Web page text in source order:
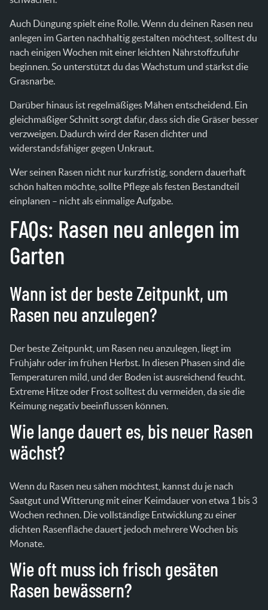
Auch Düngung spielt eine Rolle. Wenn du deinen Rasen neu
anlegen im Garten nachhaltig gestalten möchtest, solltest du
nach einigen Wochen mit einer leichten Nährstoffzufuhr
beginnen. So unterstützt du das Wachstum und stärkst die
Grasnarbe.
Darüber hinaus ist regelmäßiges Mähen entscheidend. Ein
gleichmäßiger Schnitt sorgt dafür, dass sich die Gräser besser
verzweigen. Dadurch wird der Rasen dichter und
widerstandsfähiger gegen Unkraut.
Wer seinen Rasen nicht nur kurzfristig, sondern dauerhaft
schön halten möchte, sollte Pflege als festen Bestandteil
einplanen – nicht als einmalige Aufgabe.
FAQs: Rasen neu anlegen im
Garten
Wann ist der beste Zeitpunkt, um
Rasen neu anzulegen?
Der beste Zeitpunkt, um Rasen neu anzulegen, liegt im
Frühjahr oder im frühen Herbst. In diesen Phasen sind die
Temperaturen mild, und der Boden ist ausreichend feucht.
Extreme Hitze oder Frost solltest du vermeiden, da sie die
Keimung negativ beeinflussen können.
Wie lange dauert es, bis neuer Rasen
wächst?
Wenn du Rasen neu sähen möchtest, kannst du je nach
Saatgut und Witterung mit einer Keimdauer von etwa 1 bis 3
Wochen rechnen. Die vollständige Entwicklung zu einer
dichten Rasenfläche dauert jedoch mehrere Wochen bis
Monate.
Wie oft muss ich frisch gesäten
Rasen bewässern?